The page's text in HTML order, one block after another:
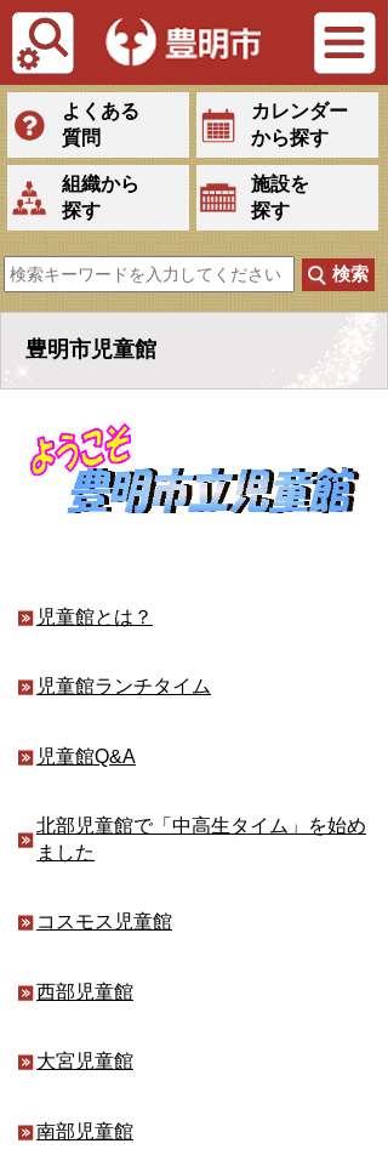
Tiếng Việt
よくある
質問
カレンダー
から探す
組織から
探す
施設を
探す
豊明市児童館
児童館とは？
児童館ランチタイム
児童館Q&A
北部児童館で「中高生タイム」を始め
ました
コスモス児童館
西部児童館
大宮児童館
南部児童館